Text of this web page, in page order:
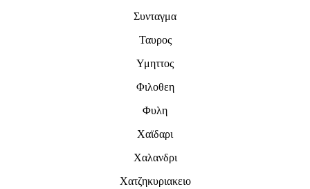
Συνταγμα
Ταυρος
Υμηττος
Φιλοθεη
Φυλη
Χαϊδαρι
Χαλανδρι
Χατζηκυριακειο